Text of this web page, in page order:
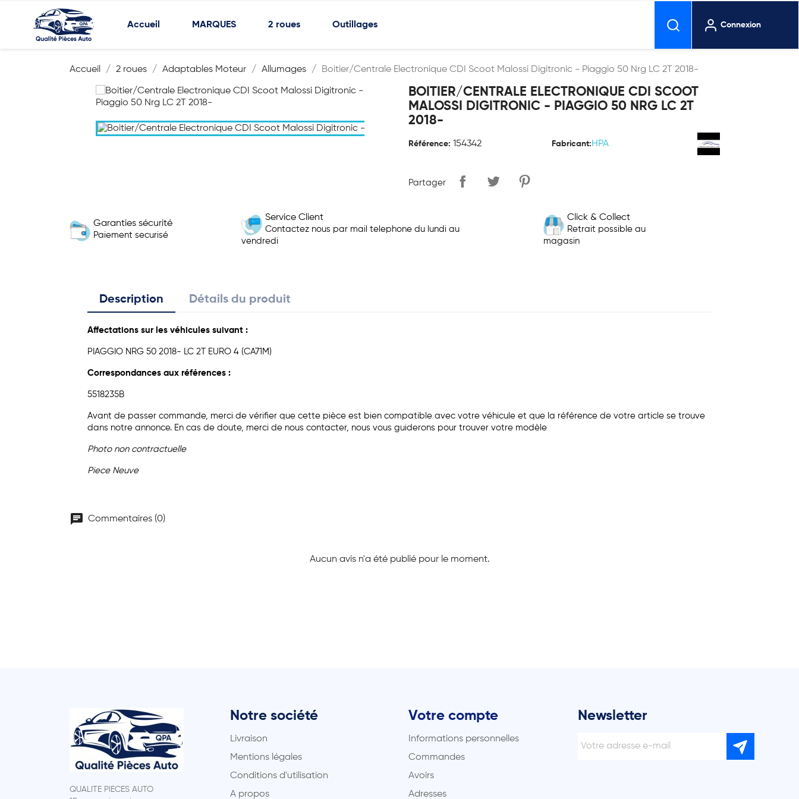
Accueil MARQUES 2 roues Outillages Connexion
Accueil 2 roues Adaptables Moteur Allumages Boitier/Centrale Electronique CDI Scoot Malossi Digitronic - Piaggio 50 Nrg LC 2T 2018-
BOITIER/CENTRALE ELECTRONIQUE CDI SCOOT
MALOSSI DIGITRONIC - PIAGGIO 50 NRG LC 2T
2018-
Référence: 154342 Fabricant: HPA
Partager
Garanties sécurité
Paiement securisé
Service Client
Contactez nous par mail telephone du lundi au
vendredi
Click & Collect
Retrait possible au
magasin
Description Détails du produit
Affectations sur les véhicules suivant :
PIAGGIO NRG 50 2018- LC 2T EURO 4 (CA71M)
Correspondances aux références :
5518235B
Avant de passer commande, merci de vérifier que cette pièce est bien compatible avec votre véhicule et que la référence de votre article se trouve
dans notre annonce. En cas de doute, merci de nous contacter, nous vous guiderons pour trouver votre modèle
Photo non contractuelle
Piece Neuve
chat Commentaires (0)
Aucun avis n'a été publié pour le moment.
QUALITE PIECES AUTO
Notre société
Livraison
Mentions légales
Conditions d'utilisation
A propos
Votre compte
Informations personnelles
Commandes
Avoirs
Adresses
Newsletter